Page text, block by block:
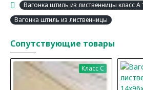
Вагонка штиль из лиственницы класс
Вагонка штиль из лиственницы
Сопутствующие товары
Класс C